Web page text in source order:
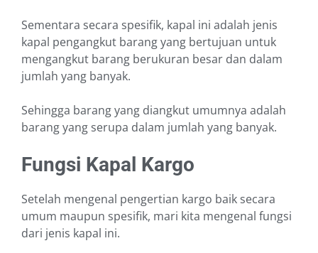
Sementara secara spesifik, kapal ini adalah jenis
kapal pengangkut barang yang bertujuan untuk
mengangkut barang berukuran besar dan dalam
jumlah yang banyak.
Sehingga barang yang diangkut umumnya adalah
barang yang serupa dalam jumlah yang banyak.
Fungsi Kapal Kargo
Setelah mengenal pengertian kargo baik secara
umum maupun spesifik, mari kita mengenal fungsi
dari jenis kapal ini.